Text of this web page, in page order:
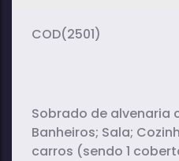
(2501)
Sobrado de alvenaria com: 3
Banheiros; Sala;
carros (sendo 1